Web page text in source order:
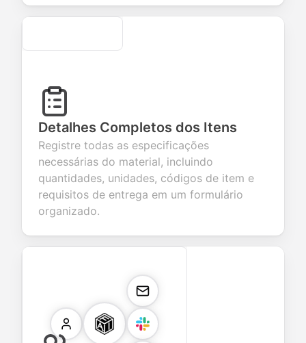
Secure
Detalhes Completos dos Itens
Registre todas as especificações
necessárias do material, incluindo
quantidades, unidades, códigos de item e
requisitos de entrega em um formulário
organizado.